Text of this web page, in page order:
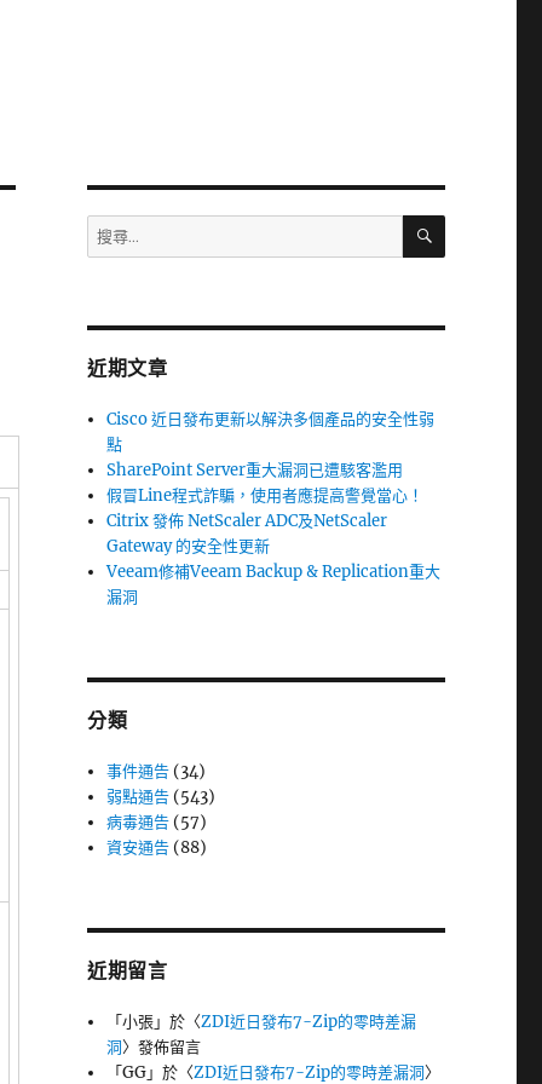
搜
尋
字:
搜
近期文章
Cisco 近日發布更新以解決多個產品的安全性弱
點
SharePoint Server重大漏洞已遭駭客濫用
假冒Line程式詐騙，使用者應提高警覺當心！
Citrix 發佈 NetScaler ADC及NetScaler
Gateway 的安全性更新
Veeam修補Veeam Backup & Replication重大
漏洞
分類
事件通告 (34)
弱點通告 (543)
病毒通告 (57)
資安通告 (88)
近期留言
「小張」於〈ZDI近日發布7-Zip的零時差漏
洞〉發佈留言
「GG」於〈ZDI近日發布7-Zip的零時差漏洞〉